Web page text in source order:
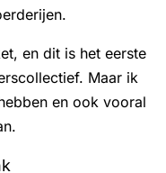
en dit is het eerste
Maar ik
en ook vooral